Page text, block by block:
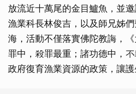
放流近十萬尾的金目鱸魚，並
漁業科長林俊吉，以及師兄姊
海，活動不僅落實佛陀教誨，
罪中，殺罪最重；諸功德中，
政府復育漁業資源的政策，讓護